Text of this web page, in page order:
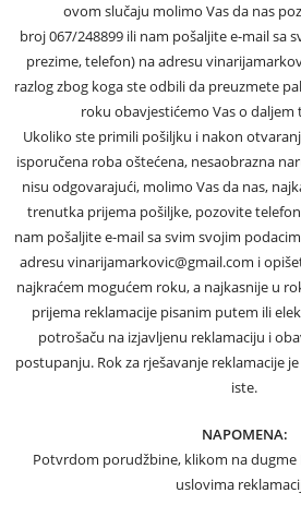
ovom slučaju molimo Vas da nas
broj 067/248899 ili nam pošaljite e-mail sa
prezime, telefon) na adresu
razlog zbog koga ste odbili da preuzmete
roku obavjestićemo Vas o daljem
Ukoliko ste primili pošiljku i nakon
isporučena roba oštećena, nesaobrazna
nisu odgovarajući, molimo Vas da nas,
trenutka prijema pošiljke, pozovite
nam pošaljite e-mail sa svim svojim
adresu vinarijamarkovic@gmail.com i
najkraćem mogućem roku, a najkasnije u
prijema reklamacije pisanim putem ili
potrošaču na izjavljenu reklamaciju i
postupanju. Rok za rješavanje reklamacije
iste.
NAPOMENA:
Potvrdom porudžbine, klikom na dugme
uslovima